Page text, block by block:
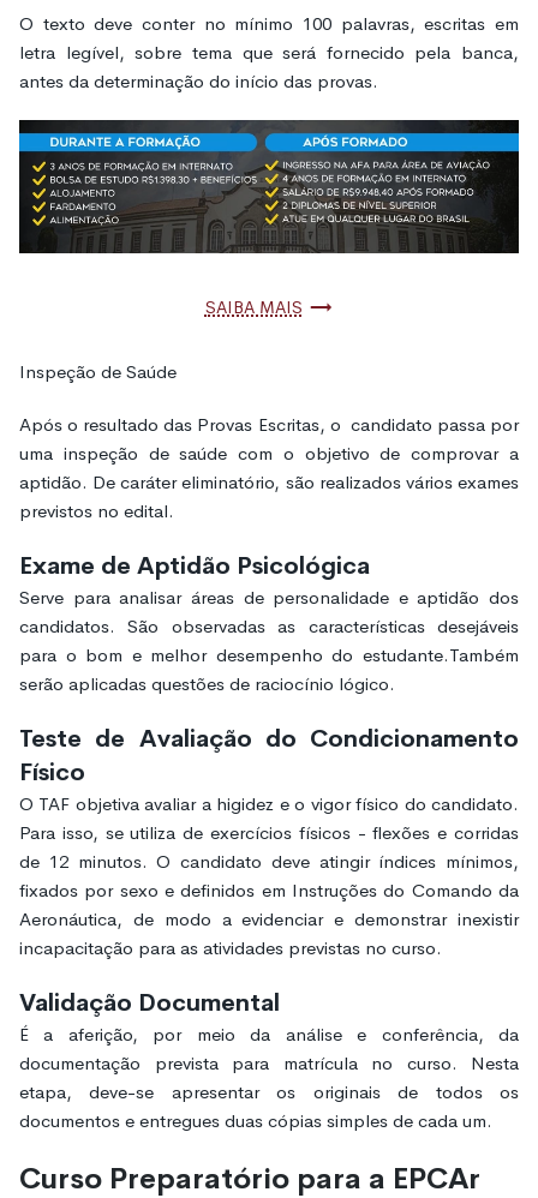
O texto deve conter no mínimo 100 palavras, escritas em
letra legível, sobre tema que será fornecido pela banca,
antes da determinação do início das provas.
Saiba mais
Inspeção de Saúde
Após o resultado das Provas Escritas, o candidato passa por
uma inspeção de saúde com o objetivo de comprovar a
aptidão. De caráter eliminatório, são realizados vários exames
previstos no edital.
Exame de Aptidão Psicológica
Serve para analisar áreas de personalidade e aptidão dos
candidatos. São observadas as características desejáveis
para o bom e melhor desempenho do estudante.Também
serão aplicadas questões de raciocínio lógico.
Teste de Avaliação do Condicionamento
Físico
O TAF objetiva avaliar a higidez e o vigor físico do candidato.
Para isso, se utiliza de exercícios físicos - flexões e corridas
de 12 minutos. O candidato deve atingir índices mínimos,
fixados por sexo e definidos em Instruções do Comando da
Aeronáutica, de modo a evidenciar e demonstrar inexistir
incapacitação para as atividades previstas no curso.
Validação Documental
É a aferição, por meio da análise e conferência, da
documentação prevista para matrícula no curso. Nesta
etapa, deve-se apresentar os originais de todos os
documentos e entregues duas cópias simples de cada um.
Curso Preparatório para a EPCAr